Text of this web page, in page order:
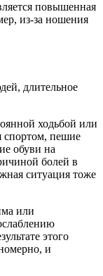
повышенная
из-за ношения
длительное
ходьбой или
спортом, пешие
обуви на
болей в
ситуация тоже
или
этого
и